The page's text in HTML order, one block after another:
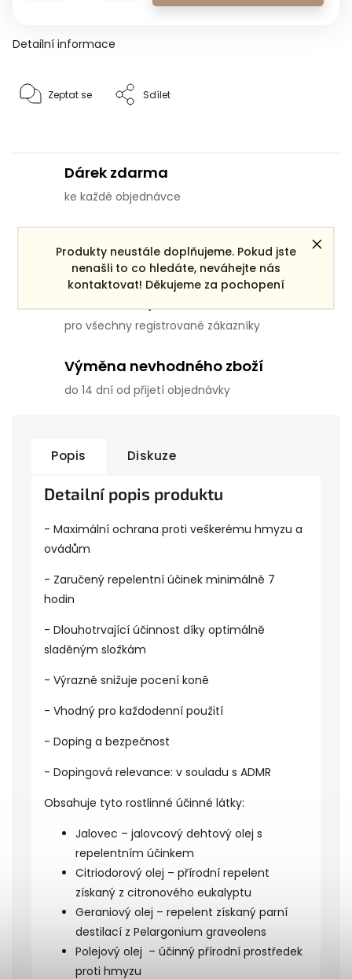
Produkty neustále doplňujeme. Pokud jste
nenašli to co hledáte, neváhejte nás
kontaktovat! Děkujeme za pochopení
Detailní informace
Zeptat se Sdílet
Dárek zdarma
ke každé objednávce
pro objednávky po ČR nad 3000 Kč
pro všechny registrované zákazníky
Výměna nevhodného zboží
do 14 dní od přijetí objednávky
Popis Diskuze
Detailní popis produktu
- Maximální ochrana proti veškerému hmyzu a
ovádům
- Zaručený repelentní účinek minimálně 7
hodin
- Dlouhotrvající účinnost díky optimálně
sladěným složkám
- Výrazně snižuje pocení koně
- Vhodný pro každodenní použití
- Doping a bezpečnost
- Dopingová relevance: v souladu s ADMR
Obsahuje tyto rostlinné účinné látky:
Jalovec – jalovcový dehtový olej s
repelentním účinkem
Citriodorový olej – přírodní repelent
získaný z citronového eukalyptu
Geraniový olej – repelent získaný parní
destilací z Pelargonium graveolens
Polejový olej – účinný přírodní prostředek
proti hmyzu